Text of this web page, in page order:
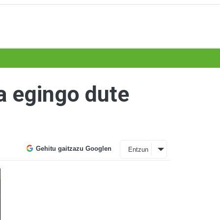
egingo dute
Gehitu gaitzazu Googlen Entzun